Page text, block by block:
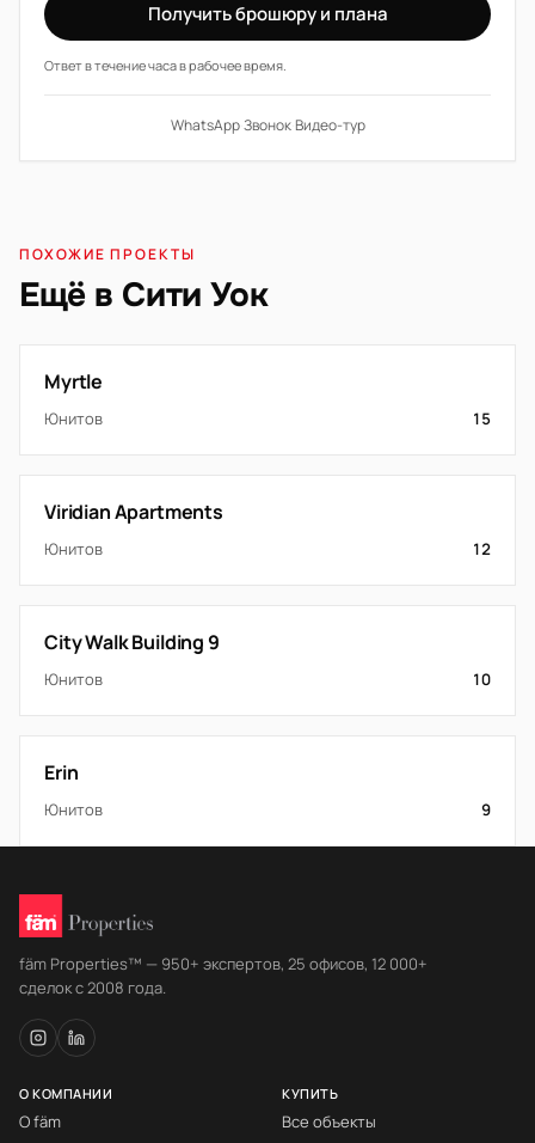
Получить брошюру и плана
Ответ в течение часа в рабочее время.
WhatsApp·Звонок·Видео-тур
ПОХОЖИЕ ПРОЕКТЫ
Ещё в Сити Уок
Myrtle
Юнитов 15
Viridian Apartments
Юнитов 12
City Walk Building 9
Юнитов 10
Erin
Юнитов 9
fäm Properties™ — 950+ экспертов, 25 офисов, 12 000+
сделок с 2008 года.
О КОМПАНИИ
О fäm
КУПИТЬ
Все объекты